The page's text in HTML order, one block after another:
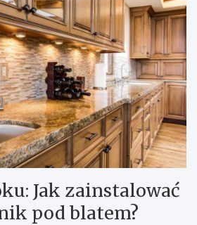
Jak zainstalować
pod blatem?